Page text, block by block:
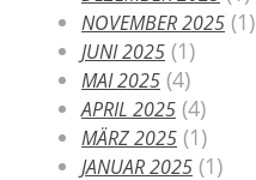
NOVEMBER 2025 (1)
JUNI 2025 (1)
MAI 2025 (4)
APRIL 2025 (4)
MÄRZ 2025 (1)
JANUAR 2025 (1)